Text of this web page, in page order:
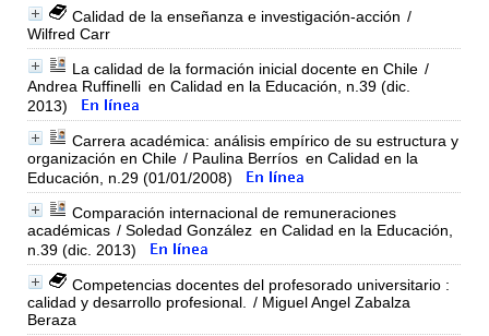
Calidad de la enseñanza e investigación-acción /
Wilfred Carr
La calidad de la formación inicial docente en Chile /
Andrea Ruffinelli en Calidad en la Educación, n.39 (dic.
2013)
Carrera académica: análisis empírico de su estructura y
organización en Chile / Paulina Berríos en Calidad en la
Educación, n.29 (01/01/2008)
Comparación internacional de remuneraciones
académicas / Soledad González en Calidad en la Educación,
n.39 (dic. 2013)
Competencias docentes del profesorado universitario :
calidad y desarrollo profesional.
/ Miguel Angel Zabalza
Beraza